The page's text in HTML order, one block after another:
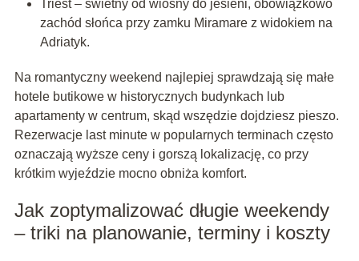
Triest – świetny od wiosny do jesieni, obowiązkowo
zachód słońca przy zamku Miramare z widokiem na
Adriatyk.
Na romantyczny weekend najlepiej sprawdzają się małe
hotele butikowe w historycznych budynkach lub
apartamenty w centrum, skąd wszędzie dojdziesz pieszo.
Rezerwacje last minute w popularnych terminach często
oznaczają wyższe ceny i gorszą lokalizację, co przy
krótkim wyjeździe mocno obniża komfort.
Jak zoptymalizować długie weekendy
– triki na planowanie, terminy i koszty